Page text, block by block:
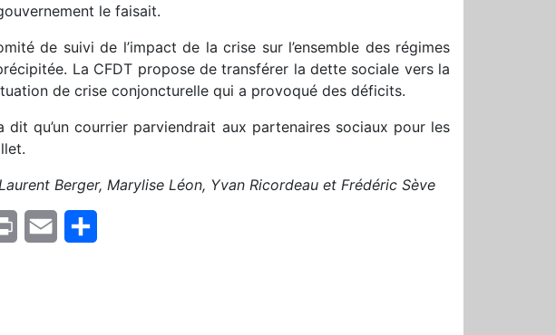
le faisait.
de suivi de l’impact de la crise sur l’ensemble des régimes
La CFDT propose de transférer la dette sociale vers la
de crise conjoncturelle qui a provoqué des déficits.
dit qu’un courrier parviendrait aux partenaires sociaux pour les
Berger, Marylise Léon, Yvan Ricordeau et Frédéric Sève
Print Email